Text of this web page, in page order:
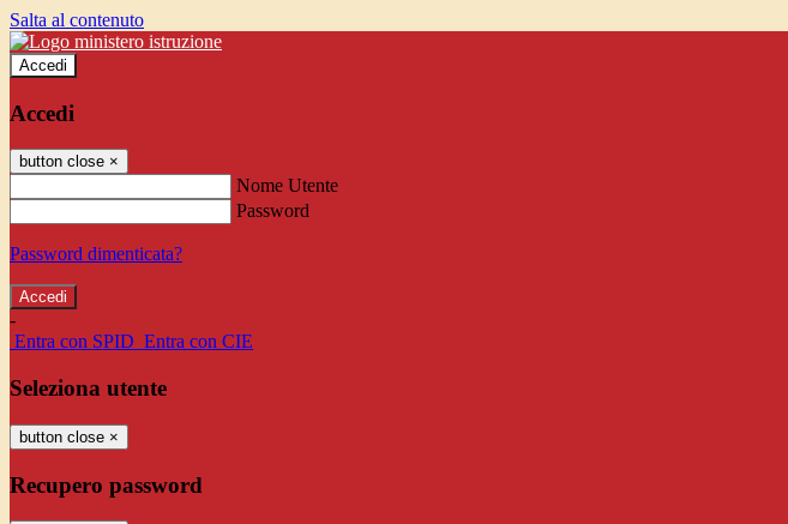
Salta al contenuto
Accedi
Accedi
button close ×
Nome Utente
Password
Password dimenticata?
-
Entra con SPID Entra con CIE
Seleziona utente
button close ×
Recupero password